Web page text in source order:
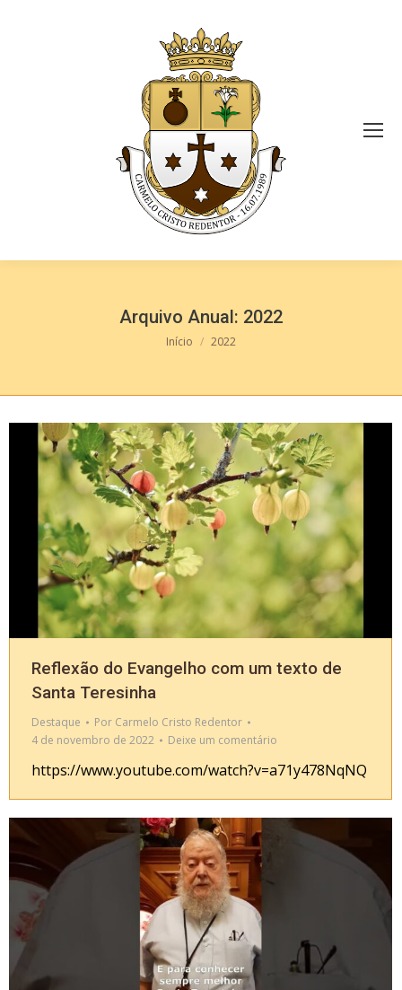
Arquivo Anual: 2022
Você está aqui:
Início 2022
Reflexão do Evangelho com um texto de
Santa Teresinha
Destaque Por Carmelo Cristo Redentor
4 de novembro de 2022
Deixe um comentário
https://www.youtube.com/watch?v=a71y478NqNQ